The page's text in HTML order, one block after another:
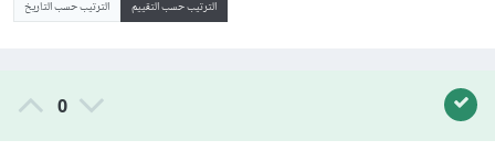
الترتيب حسب التقييم الترتيب حسب التاريخ
0